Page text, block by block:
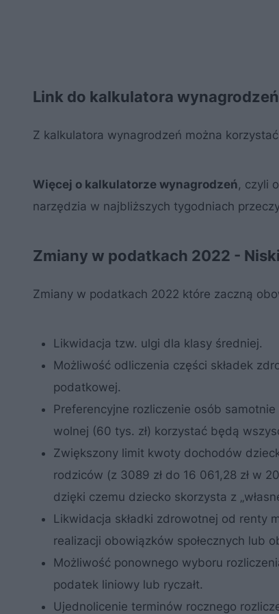
Link do kalkulatora
Z kalkulatora wynagrodzeń można
Więcej o kalkulatorze wynagrodzeń, czyli
narzędzia w najbliższych tygodniach
Zmiany w podatkach 2022 -
Zmiany w podatkach 2022 które zaczną
Likwidacja tzw. ulgi dla klasy średniej.
Możliwość odliczenia części składek
podatkowej.
Preferencyjne rozliczenie osób
wolnej (60 tys. zł) korzystać będą
Zwiększony limit kwoty dochodów
rodziców (z 3089 zł do 16 061,28 zł w
dzięki czemu dziecko skorzysta z
Likwidacja składki zdrowotnej od renty
realizacji obowiązków społecznych lub
Możliwość ponownego wyboru
podatek liniowy lub ryczałt.
Ujednolicenie terminów rocznego